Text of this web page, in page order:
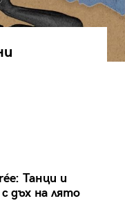
Танци и
дъх на лято